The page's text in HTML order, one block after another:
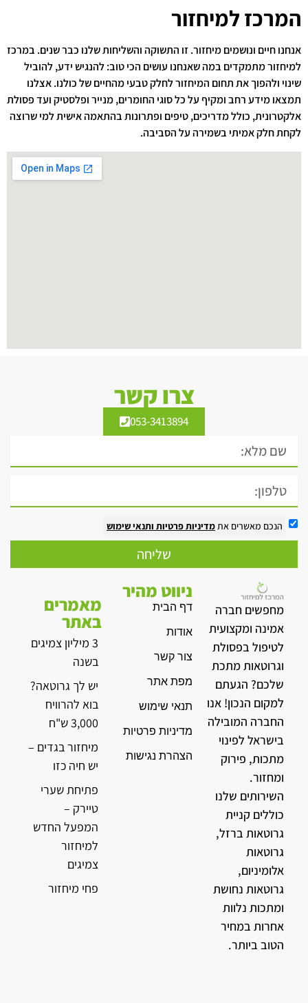
המרכז למיחזור
אנחנו חיים ונושמים מיחזור. זו התשוקה והשליחות שלנו כבר שנים. במרכז
למיחזור מתמקדים במה שאנחנו עושים הכי טוב: להנגיש ידע, להוביל
שינוי ולהפוך את תחום המיחזור לחלק טבעי מהחיים של כולנו. אצלנו
תמצאו מידע רחב ומקיף על כל סוגי החומרים, מנייר ופלסטיק ועד פסולת
אלקטרונית, כולל מדריכים, טיפים ופתרונות בהתאמה אישית למי שרוצה
לקחת חלק אמיתי בשמירה על הסביבה.
צרו קשר
053-3413894
הנכם מאשרים אתמדיניות פרטיות ותנאי שימוש
שליחה
מחפשים חברה
אמינה ומקצועית
לטיפול בפסולת
וגרוטאות מתכת
שלכם? הגעתם
למקום הנכון! אנו
החברה המובילה
בישראל לפינוי
מתכות, פירוק
ומחזור.
השירותים שלנו
כוללים קניית
גרוטאות ברזל,
גרוטאות
אלומיניום,
גרוטאות נחושת
ומתכות נלוות
אחרות במחיר
הטוב ביותר.
ניווט מהיר
דף הבית
אודות
צור קשר
מפת אתר
תנאי שימוש
מדיניות פרטיות
הצהרת נגישות
מאמרים
באתר
3 מיליון צמיגים
בשנה
יש לך גרוטאה?
בוא להרוויח
3,000 ש"ח
מיחזור בגדים –
יש חיה כזו
פתיחת שערי
טיירק –
המפעל החדש
למיחזור
צמיגים
פחי מיחזור